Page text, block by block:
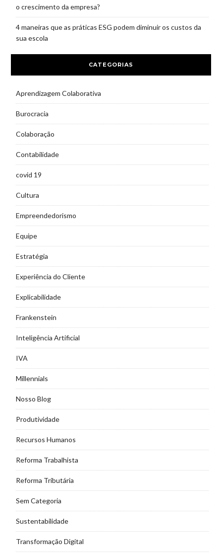
o crescimento da empresa?
4 maneiras que as práticas ESG podem diminuir os custos da
sua escola
CATEGORIAS
Aprendizagem Colaborativa
Burocracia
Colaboração
Contabilidade
covid 19
Cultura
Empreendedorismo
Equipe
Estratégia
Experiência do Cliente
Explicabilidade
Frankenstein
Inteligência Artificial
IVA
Millennials
Nosso Blog
Produtividade
Recursos Humanos
Reforma Trabalhista
Reforma Tributária
Sem Categoria
Sustentabilidade
Transformação Digital